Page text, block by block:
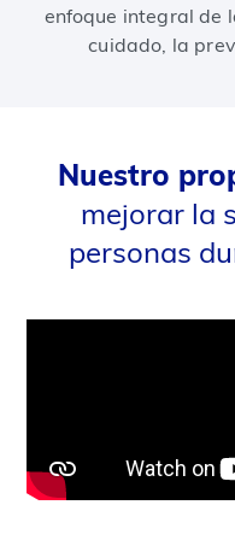
enfoque integral de
cuidado, la
Nuestro
mejorar la
personas